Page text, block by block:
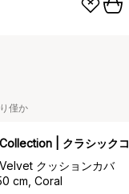
僅か
| クラシック
クッションカバ
cm, Coral